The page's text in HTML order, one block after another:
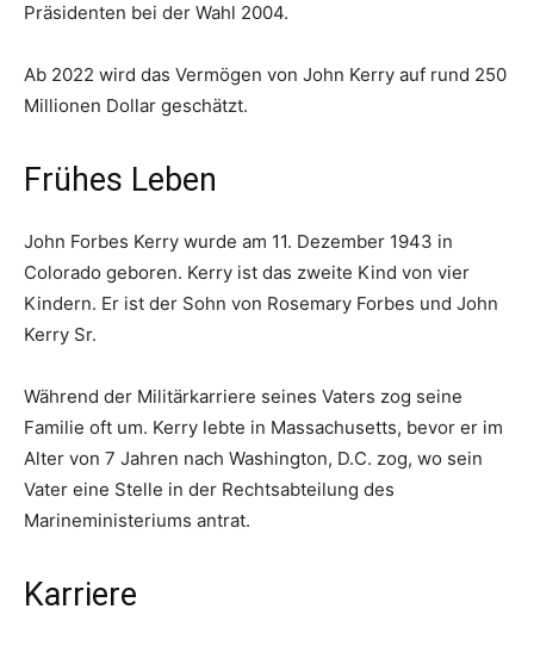
Präsidenten bei der Wahl 2004.
Ab 2022 wird das Vermögen von John Kerry auf rund 250
Millionen Dollar geschätzt.
Frühes Leben
John Forbes Kerry wurde am 11. Dezember 1943 in
Colorado geboren. Kerry ist das zweite Kind von vier
Kindern. Er ist der Sohn von Rosemary Forbes und John
Kerry Sr.
Während der Militärkarriere seines Vaters zog seine
Familie oft um. Kerry lebte in Massachusetts, bevor er im
Alter von 7 Jahren nach Washington, D.C. zog, wo sein
Vater eine Stelle in der Rechtsabteilung des
Marineministeriums antrat.
Karriere